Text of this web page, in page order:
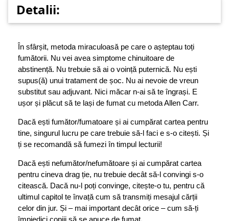
Detalii:
În sfârșit, metoda miraculoasă pe care o așteptau toți
fumătorii. Nu vei avea simptome chinuitoare de
abstinență. Nu trebuie să ai o voință puternică. Nu ești
supus(ă) unui tratament de șoc. Nu ai nevoie de vreun
substitut sau adjuvant. Nici măcar n-ai să te îngrași. E
ușor și plăcut să te lași de fumat cu metoda Allen Carr.
Dacă ești fumător/fumatoare și ai cumpărat cartea pentru
tine, singurul lucru pe care trebuie să-l faci e s-o citești. Și
ți se recomandă să fumezi în timpul lecturii!
Dacă ești nefumător/nefumătoare și ai cumpărat cartea
pentru cineva drag ție, nu trebuie decât să-l convingi s-o
citească. Dacă nu-l poți convinge, citește-o tu, pentru că
ultimul capitol te învață cum să transmiți mesajul cărții
celor din jur. Și – mai important decât orice – cum să-ți
împiedici copiii să se apuce de fumat.